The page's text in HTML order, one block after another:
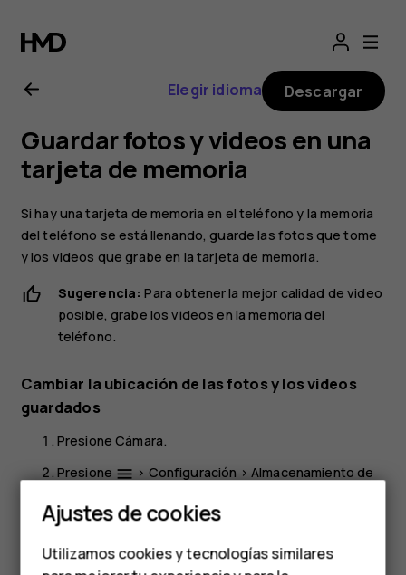
Manual
del
usuario
de
Nokia
6.2
Smartphones
Teléfonos de gama
Elegir idioma Descargar
Guardar fotos y videos en una
tarjeta de memoria
Si hay una tarjeta de memoria en el teléfono y la memoria
del teléfono se está llenando, guarde las fotos que tome
y los videos que grabe en la tarjeta de memoria.
Sugerencia: Para obtener la mejor calidad de video
posible, grabe los videos en la memoria del
teléfono.
Cambiar la ubicación de las fotos y los videos
guardados
PresioneCámara.
Presione menu > Configuración > Almacenamiento de
Ajustes de cookies
Utilizamos cookies y tecnologías similares